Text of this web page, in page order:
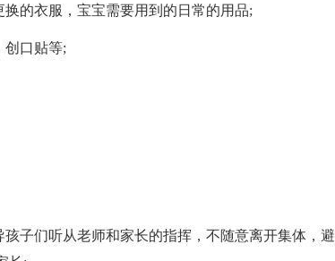
的衣服，宝宝需要用到的日常的用品;
口贴等;
们听从老师和家长的指挥，不随意离开集体，避